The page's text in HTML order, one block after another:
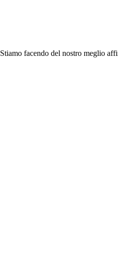
facendo del nostro meglio